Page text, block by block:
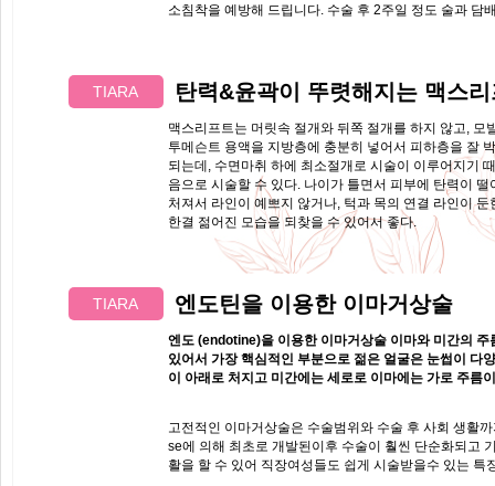
소침착을 예방해 드립니다. 수술 후 2주일 정도 술과 담
TIARA 탄력&윤곽이 뚜렷해지는 맥스
맥스리프트는 머릿속 절개와 뒤쪽 절개를 하지 않고,
투메슨트 용액을 지방층에 충분히 넣어서 피하층을 잘
되는데, 수면마취 하에 최소절개로 시술이 이루어지기
음으로 시술할 수 있다. 나이가 틀면서 피부에 탄력이
처져서 라인이 예쁘지 않거나, 턱과 목의 연결 라인이
한결 젊어진 모습을 되찾을 수 있어서 좋다.
TIARA 엔도틴을 이용한 이마거상술
엔도 (endotine)을 이용한 이마거상술 이마와 미간의
있어서 가장 핵심적인 부분으로 젊은 얼굴은 눈썹이 다
이 아래로 처지고 미간에는 세로로 이마에는 가로 주름
고전적인 이마거상술은 수술범위와 수술 후 사회 생활
se에 의해 최초로 개발된이후 수술이 훨씬 단순화되고
활을 할 수 있어 직장여성들도 쉽게 시술받을수 있는 특